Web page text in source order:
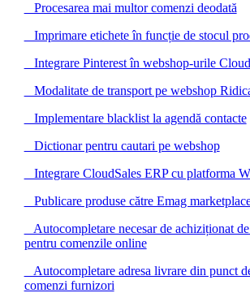
Procesarea mai multor comenzi deodată
Imprimare etichete în funcție de stocul
Integrare Pinterest în webshop-urile
Modalitate de transport pe webshop
Implementare blacklist la agendă contacte
Dictionar pentru cautari pe webshop
Integrare CloudSales ERP cu platforma
Publicare produse către Emag
Autocompletare necesar de achiziționat
pentru comenzile online
Autocompletare adresa livrare din punct
comenzi furnizori